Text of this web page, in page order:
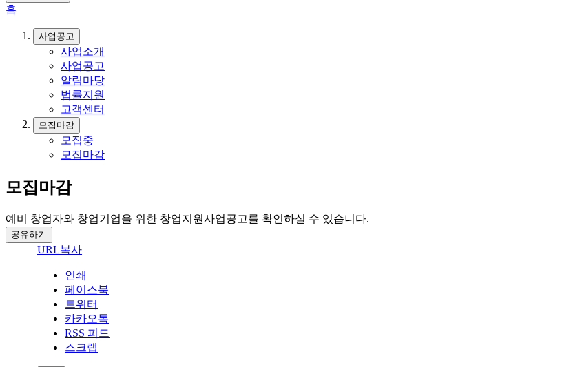
홈
사업공고
사업소개
사업공고
알림마당
법률지원
고객센터
모집마감
모집중
모집마감
모집마감
예비 창업자와 창업기업을 위한 창업지원사업공고를 확인하실 수 있습니다.
공유하기
URL복사
인쇄
페이스북
트위터
카카오톡
RSS 피드
스크랩